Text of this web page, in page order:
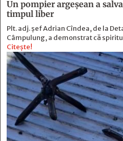
Un pompier argeșean a
timpul liber
Plt. adj. șef Adrian Cîndea, de la
Câmpulung, a demonstrat că
Citește!